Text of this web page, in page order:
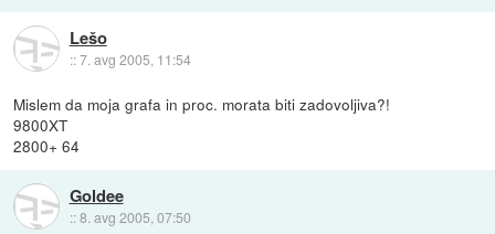
Lešo
::7. avg 2005, 11:54
Mislem da moja grafa in proc. morata biti zadovoljiva?!
9800XT
2800+ 64
Goldee
::8. avg 2005, 07:50